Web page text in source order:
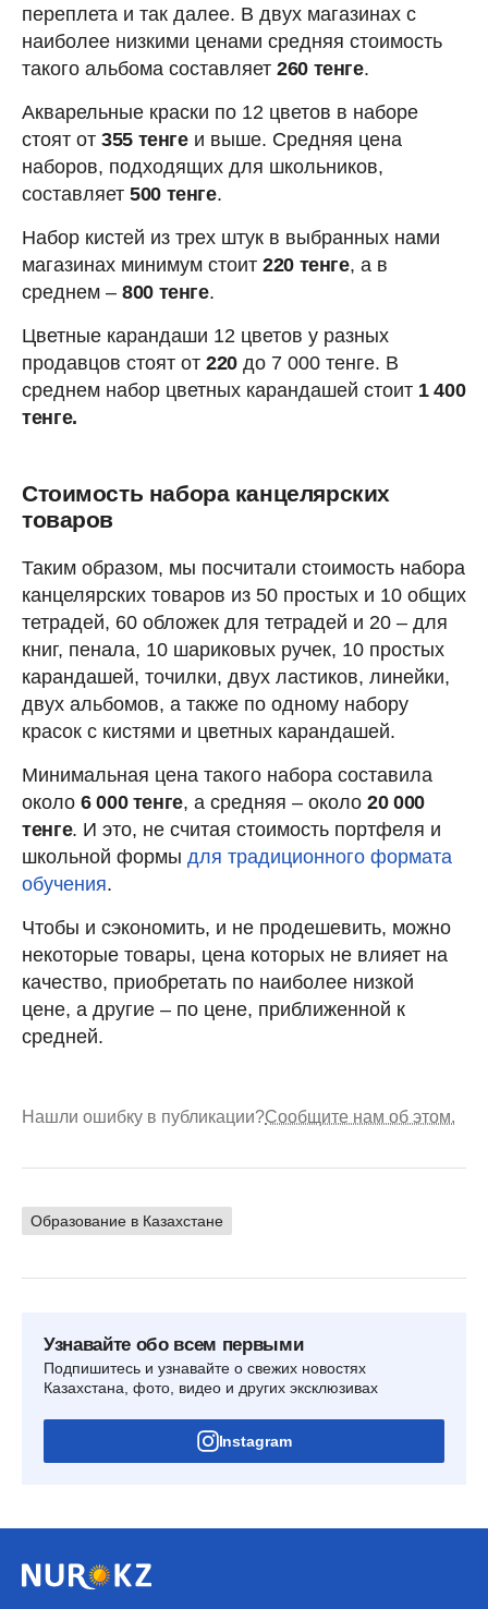
переплета и так далее. В двух магазинах с
наиболее низкими ценами средняя стоимость
такого альбома составляет 260 тенге.
Акварельные краски по 12 цветов в наборе
стоят от 355 тенгеи выше. Средняя цена
наборов, подходящих для школьников,
составляет 500 тенге.
Набор кистей из трех штук в выбранных нами
магазинах минимум стоит 220 тенге, а в
среднем – 800 тенге.
Цветные карандаши 12 цветов у разных
продавцов стоят от 220 до 7 000 тенге. В
среднем набор цветных карандашей стоит 1 400
тенге.
Стоимость набора канцелярских
товаров
Таким образом, мы посчитали стоимость набора
канцелярских товаров из 50 простых и 10 общих
тетрадей, 60 обложек для тетрадей и 20 – для
книг, пенала, 10 шариковых ручек, 10 простых
карандашей, точилки, двух ластиков, линейки,
двух альбомов, а также по одному набору
красок с кистями и цветных карандашей.
Минимальная цена такого набора составила
около 6 000 тенге, а средняя – около20 000
тенге. И это, не считая стоимость портфеля и
школьной формы для традиционного формата
обучения.
Чтобы и сэкономить, и не продешевить, можно
некоторые товары, цена которых не влияет на
качество, приобретать по наиболее низкой
цене, а другие – по цене, приближенной к
средней.
Нашли ошибку в публикации?Сообщите нам об этом.
Образование в Казахстане
Узнавайте обо всем первыми
Подпишитесь и узнавайте о свежих новостях
Казахстана, фото, видео и других эксклюзивах
Instagram